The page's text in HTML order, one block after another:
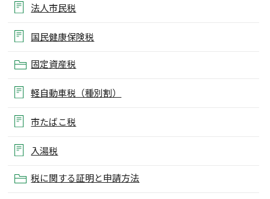
法人市民税
国民健康保険税
固定資産税
軽自動車税（種別割）
市たばこ税
入湯税
税に関する証明と申請方法